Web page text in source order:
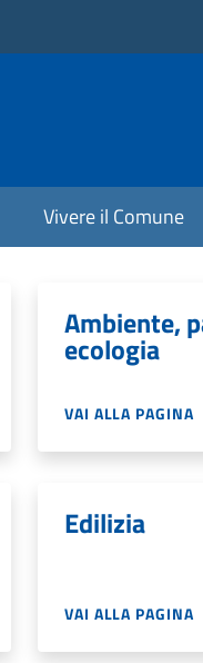
Vivere il Comune
Ambiente,
ecologia
VAI ALLA PAGINA
Edilizia
VAI ALLA PAGINA